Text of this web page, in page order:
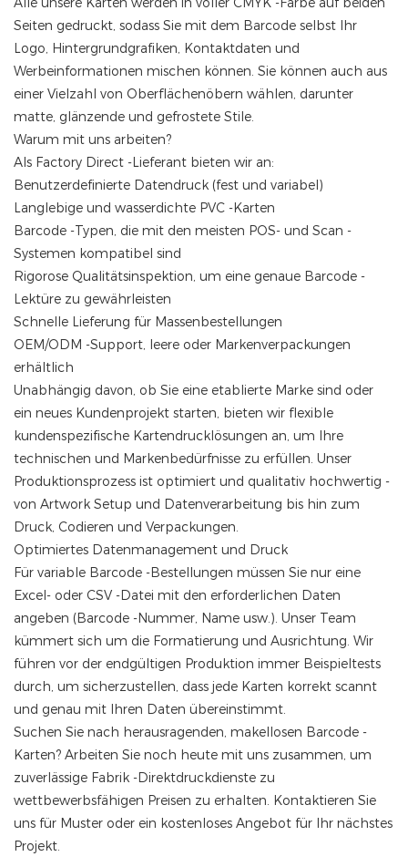
Seiten gedruckt, sodass Sie mit dem Barcode selbst Ihr
Logo, Hintergrundgrafiken, Kontaktdaten und
Werbeinformationen mischen können. Sie können auch aus
einer Vielzahl von Oberflächenöbern wählen, darunter
matte, glänzende und gefrostete Stile.
Warum mit uns arbeiten?
Als Factory Direct -Lieferant bieten wir an:
Benutzerdefinierte Datendruck (fest und variabel)
Langlebige und wasserdichte PVC -Karten
Barcode -Typen, die mit den meisten POS- und Scan -
Systemen kompatibel sind
Rigorose Qualitätsinspektion, um eine genaue Barcode -
Lektüre zu gewährleisten
Schnelle Lieferung für Massenbestellungen
OEM/ODM -Support, leere oder Markenverpackungen
erhältlich
Unabhängig davon, ob Sie eine etablierte Marke sind oder
ein neues Kundenprojekt starten, bieten wir flexible
kundenspezifische Kartendrucklösungen an, um Ihre
technischen und Markenbedürfnisse zu erfüllen. Unser
Produktionsprozess ist optimiert und qualitativ hochwertig -
von Artwork Setup und Datenverarbeitung bis hin zum
Druck, Codieren und Verpackungen.
Optimiertes Datenmanagement und Druck
Für variable Barcode -Bestellungen müssen Sie nur eine
Excel- oder CSV -Datei mit den erforderlichen Daten
angeben (Barcode -Nummer, Name usw.). Unser Team
kümmert sich um die Formatierung und Ausrichtung. Wir
führen vor der endgültigen Produktion immer Beispieltests
durch, um sicherzustellen, dass jede Karten korrekt scannt
und genau mit Ihren Daten übereinstimmt.
Suchen Sie nach herausragenden, makellosen Barcode -
Karten? Arbeiten Sie noch heute mit uns zusammen, um
zuverlässige Fabrik -Direktdruckdienste zu
wettbewerbsfähigen Preisen zu erhalten. Kontaktieren Sie
uns für Muster oder ein kostenloses Angebot für Ihr nächstes
Projekt.